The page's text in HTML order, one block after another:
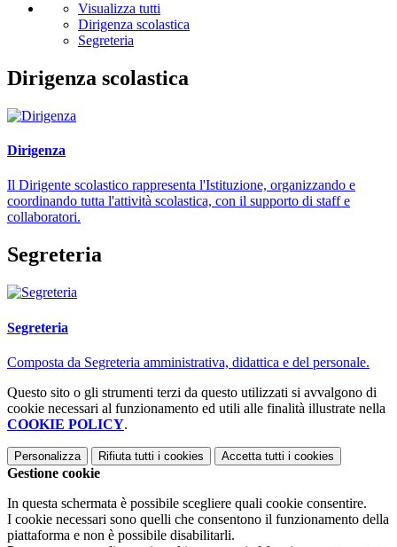
Visualizza tutti
Dirigenza scolastica
Segreteria
Dirigenza scolastica
Dirigenza
Il Dirigente scolastico rappresenta l'Istituzione, organizzando e
coordinando tutta l'attività scolastica, con il supporto di staff e
collaboratori.
Segreteria
Segreteria
Composta da Segreteria amministrativa, didattica e del personale.
Questo sito o gli strumenti terzi da questo utilizzati si avvalgono di
cookie necessari al funzionamento ed utili alle finalità illustrate nella
COOKIE POLICY.
Personalizza Rifiuta tutti i cookies Accetta tutti i cookies
Gestione cookie
In questa schermata è possibile scegliere quali cookie consentire.
I cookie necessari sono quelli che consentono il funzionamento della
piattaforma e non è possibile disabilitarli.